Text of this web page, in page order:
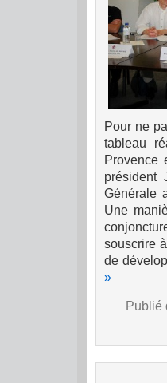
Pour ne
tableau
Provence
président
Générale
Une
souscrire
de
»
Publié